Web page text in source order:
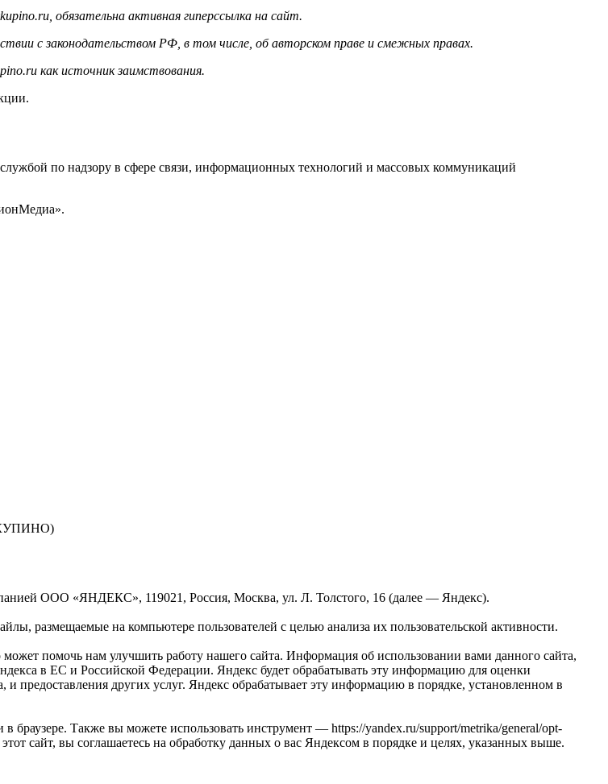
обязательна активная гиперссылка на сайт.
с законодательством РФ, в том числе, об авторском праве и смежных правах.
как источник заимствования.
по надзору в сфере связи, информационных технологий и массовых коммуникаций
ООО «ЯНДЕКС», 119021, Россия, Москва, ул. Л. Толстого, 16 (далее — Яндекс).
размещаемые на компьютере пользователей с целью анализа их пользовательской активности.
помочь нам улучшить работу нашего сайта. Информация об использовании вами данного сайта,
в ЕС и Российской Федерации. Яндекс будет обрабатывать эту информацию для оценки
и предоставления других услуг. Яндекс обрабатывает эту информацию в порядке, установленном в
браузере. Также вы можете использовать инструмент — https://yandex.ru/support/metrika/general/opt-
сайт, вы соглашаетесь на обработку данных о вас Яндексом в порядке и целях, указанных выше.